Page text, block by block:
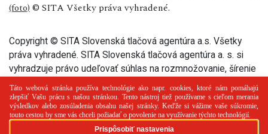
(foto) © SITA Všetky práva vyhradené.
Copyright © SITA Slovenská tlačová agentúra a.s. Všetky
práva vyhradené. SITA Slovenská tlačová agentúra a. s. si
vyhradzuje právo udeľovať súhlas na rozmnožovanie, šírenie